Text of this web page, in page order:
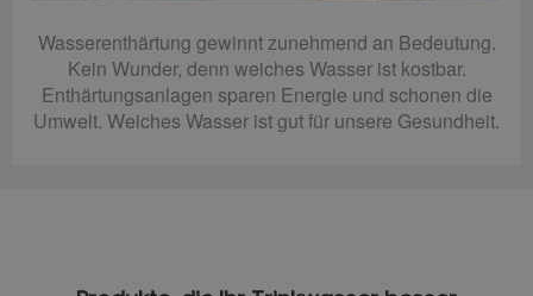
Wasserenthärtung gewinnt zunehmend an Bedeutung.
Kein Wunder, denn weiches Wasser ist kostbar.
Enthärtungsanlagen sparen Energie und schonen die
Umwelt. Weiches Wasser ist gut für unsere Gesundheit.